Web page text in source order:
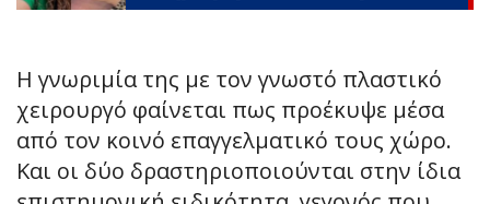
Η γνωριμία της με τον γνωστό πλαστικό
χειρουργό φαίνεται πως προέκυψε μέσα
από τον κοινό επαγγελματικό τους χώρο.
Και οι δύο δραστηριοποιούνται στην ίδια